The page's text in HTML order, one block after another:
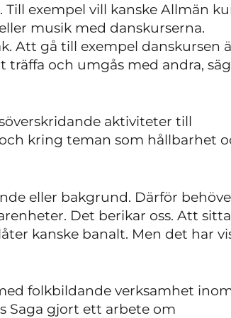
exempel vill kanske Allmän
musik med danskurserna.
Att gå till exempel danskursen
träffa och umgås med andra,
aktiviteter till
kring teman som hållbarhet
eller bakgrund. Därför
Det berikar oss. Att sitta
kanske banalt. Men det har
folkbildande verksamhet
Saga gjort ett arbete om